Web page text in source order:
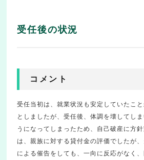
受任後の状況
コメント
受任当初は、就業状況も安定していたこ
としましたが、受任後、体調を壊してし
うになってしまったため、自己破産に方
は、親族に対する貸付金の評価でしたが
による催告をしても、一向に反応がなく